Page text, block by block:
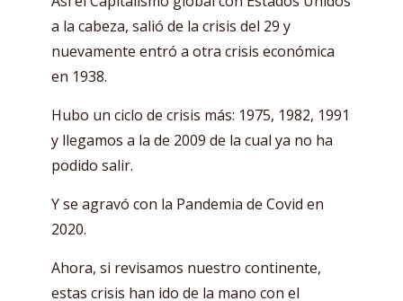
a la cabeza, salió de la crisis del 29 y
nuevamente entró a otra crisis económica
en 1938.
Hubo un ciclo de crisis más: 1975, 1982, 1991
y llegamos a la de 2009 de la cual ya no ha
podido salir.
Y se agravó con la Pandemia de Covid en
2020.
Ahora, si revisamos nuestro continente,
estas crisis han ido de la mano con el